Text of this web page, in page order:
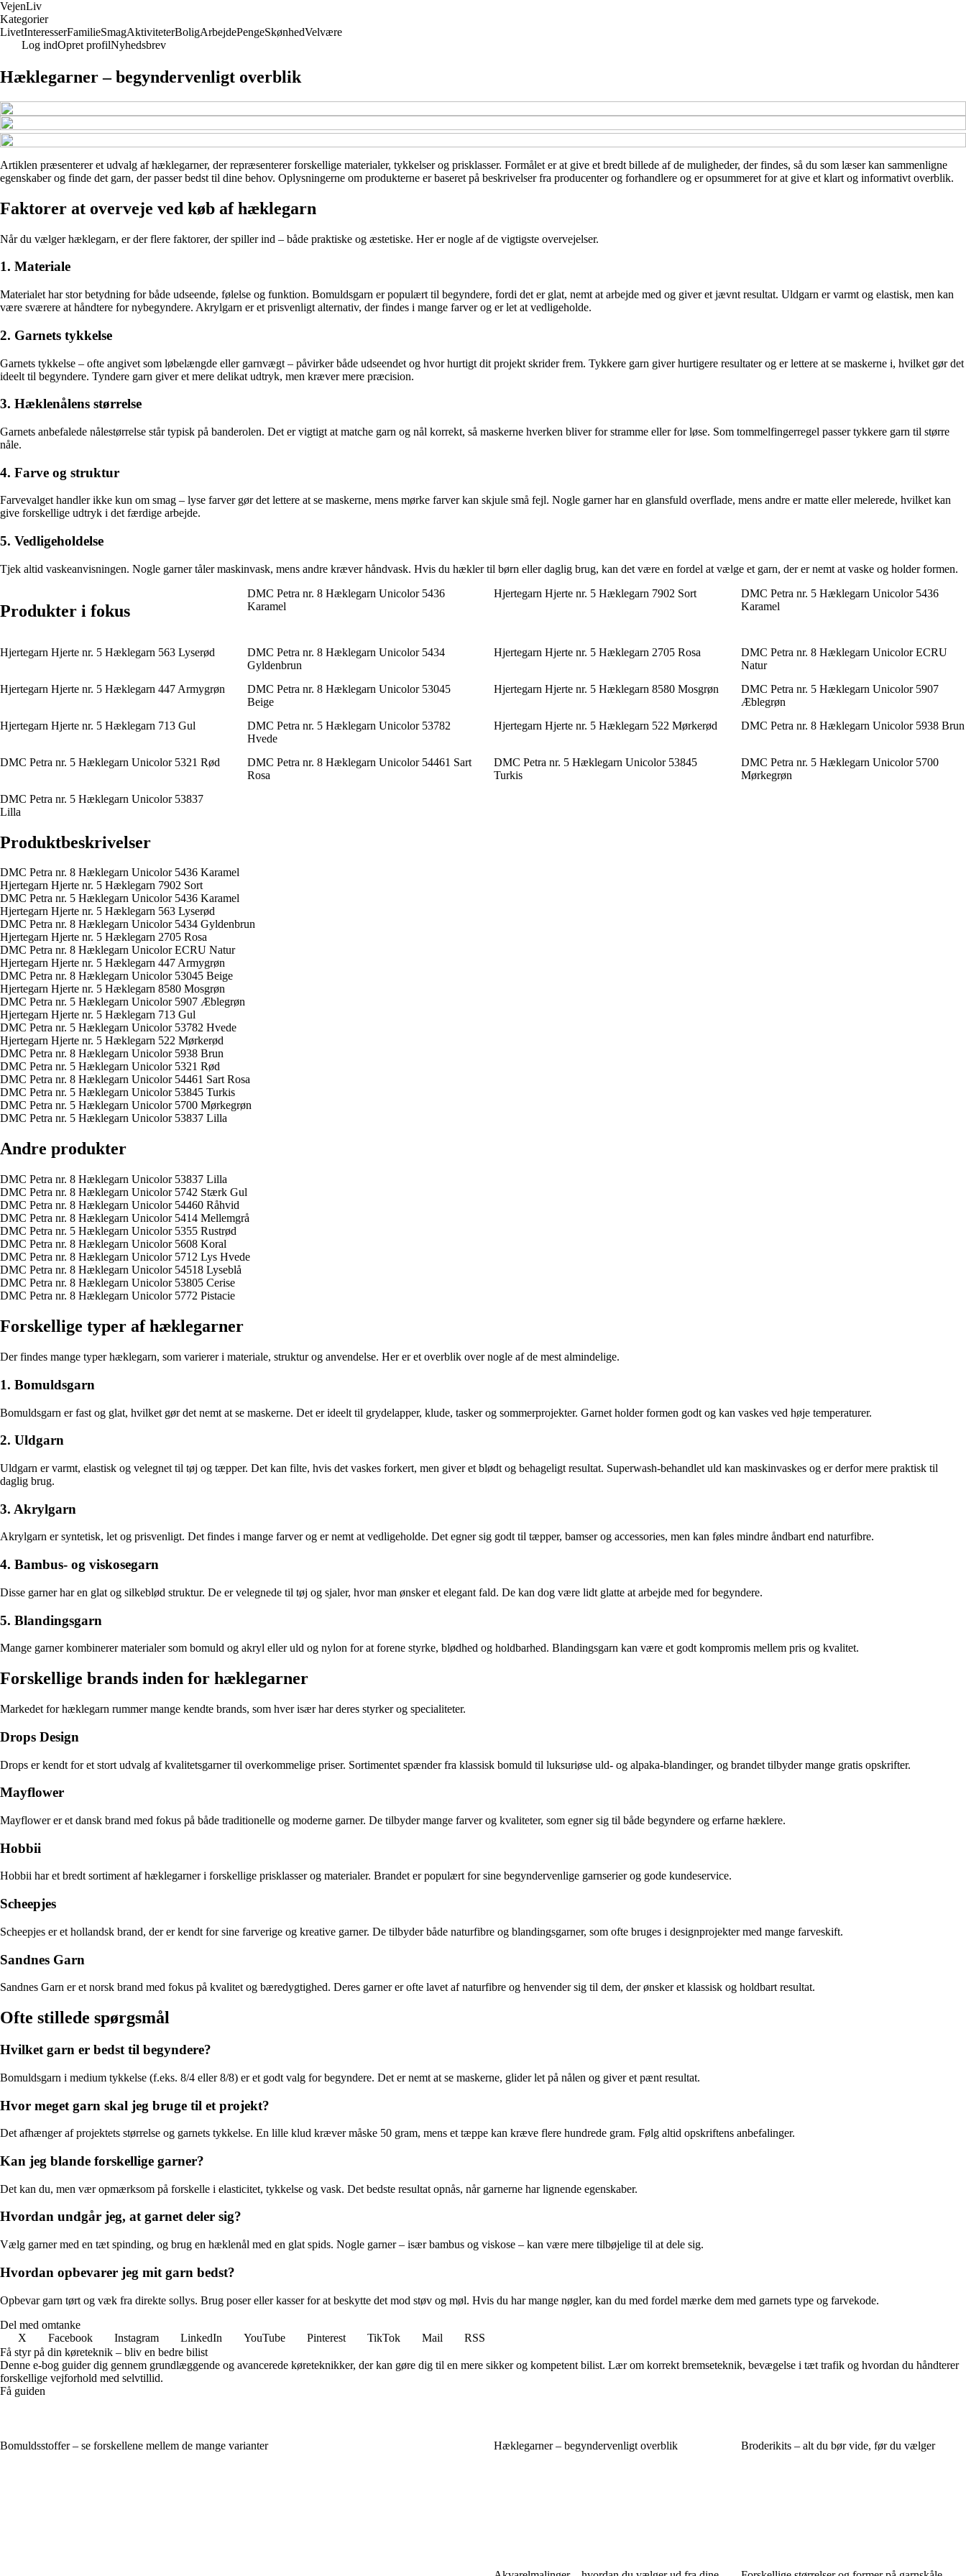
VejenLiv
Kategorier
LivetInteresserFamilieSmagAktiviteterBoligArbejdePengeSkønhedVelvære
Log indOpret profilNyhedsbrev
Hæklegarner – begyndervenligt overblik
Artiklen præsenterer et udvalg af hæklegarner, der repræsenterer forskellige materialer, tykkelser og prisklasser. Formålet er at give et bredt billede af de muligheder, der findes, så du som læser kan sammenligne
egenskaber og finde det garn, der passer bedst til dine behov. Oplysningerne om produkterne er baseret på beskrivelser fra producenter og forhandlere og er opsummeret for at give et klart og informativt overblik.
Faktorer at overveje ved køb af hæklegarn
Når du vælger hæklegarn, er der flere faktorer, der spiller ind – både praktiske og æstetiske. Her er nogle af de vigtigste overvejelser.
1. Materiale
Materialet har stor betydning for både udseende, følelse og funktion. Bomuldsgarn er populært til begyndere, fordi det er glat, nemt at arbejde med og giver et jævnt resultat. Uldgarn er varmt og elastisk, men kan
være sværere at håndtere for nybegyndere. Akrylgarn er et prisvenligt alternativ, der findes i mange farver og er let at vedligeholde.
2. Garnets tykkelse
Garnets tykkelse – ofte angivet som løbelængde eller garnvægt – påvirker både udseendet og hvor hurtigt dit projekt skrider frem. Tykkere garn giver hurtigere resultater og er lettere at se maskerne i, hvilket gør det
ideelt til begyndere. Tyndere garn giver et mere delikat udtryk, men kræver mere præcision.
3. Hæklenålens størrelse
Garnets anbefalede nålestørrelse står typisk på banderolen. Det er vigtigt at matche garn og nål korrekt, så maskerne hverken bliver for stramme eller for løse. Som tommelfingerregel passer tykkere garn til større
nåle.
4. Farve og struktur
Farvevalget handler ikke kun om smag – lyse farver gør det lettere at se maskerne, mens mørke farver kan skjule små fejl. Nogle garner har en glansfuld overflade, mens andre er matte eller melerede, hvilket kan
give forskellige udtryk i det færdige arbejde.
5. Vedligeholdelse
Tjek altid vaskeanvisningen. Nogle garner tåler maskinvask, mens andre kræver håndvask. Hvis du hækler til børn eller daglig brug, kan det være en fordel at vælge et garn, der er nemt at vaske og holder formen.
Produkter i fokus
DMC Petra nr. 8 Hæklegarn Unicolor 5436
Karamel
Hjertegarn Hjerte nr. 5 Hæklegarn 7902 Sort
DMC Petra nr. 5 Hæklegarn Unicolor 5436
Karamel
Hjertegarn Hjerte nr. 5 Hæklegarn 563 Lyserød
DMC Petra nr. 8 Hæklegarn Unicolor 5434
Gyldenbrun
Hjertegarn Hjerte nr. 5 Hæklegarn 2705 Rosa
DMC Petra nr. 8 Hæklegarn Unicolor ECRU
Natur
Hjertegarn Hjerte nr. 5 Hæklegarn 447 Armygrøn
DMC Petra nr. 8 Hæklegarn Unicolor 53045
Beige
Hjertegarn Hjerte nr. 5 Hæklegarn 8580 Mosgrøn
DMC Petra nr. 5 Hæklegarn Unicolor 5907
Æblegrøn
Hjertegarn Hjerte nr. 5 Hæklegarn 713 Gul
DMC Petra nr. 5 Hæklegarn Unicolor 53782
Hvede
Hjertegarn Hjerte nr. 5 Hæklegarn 522 Mørkerød DMC Petra nr. 8 Hæklegarn Unicolor 5938 Brun
DMC Petra nr. 5 Hæklegarn Unicolor 5321 Rød
DMC Petra nr. 8 Hæklegarn Unicolor 54461 Sart
Rosa
DMC Petra nr. 5 Hæklegarn Unicolor 53845
Turkis
DMC Petra nr. 5 Hæklegarn Unicolor 5700
Mørkegrøn
DMC Petra nr. 5 Hæklegarn Unicolor 53837
Lilla
Produktbeskrivelser
DMC Petra nr. 8 Hæklegarn Unicolor 5436 Karamel
Hjertegarn Hjerte nr. 5 Hæklegarn 7902 Sort
DMC Petra nr. 5 Hæklegarn Unicolor 5436 Karamel
Hjertegarn Hjerte nr. 5 Hæklegarn 563 Lyserød
DMC Petra nr. 8 Hæklegarn Unicolor 5434 Gyldenbrun
Hjertegarn Hjerte nr. 5 Hæklegarn 2705 Rosa
DMC Petra nr. 8 Hæklegarn Unicolor ECRU Natur
Hjertegarn Hjerte nr. 5 Hæklegarn 447 Armygrøn
DMC Petra nr. 8 Hæklegarn Unicolor 53045 Beige
Hjertegarn Hjerte nr. 5 Hæklegarn 8580 Mosgrøn
DMC Petra nr. 5 Hæklegarn Unicolor 5907 Æblegrøn
Hjertegarn Hjerte nr. 5 Hæklegarn 713 Gul
DMC Petra nr. 5 Hæklegarn Unicolor 53782 Hvede
Hjertegarn Hjerte nr. 5 Hæklegarn 522 Mørkerød
DMC Petra nr. 8 Hæklegarn Unicolor 5938 Brun
DMC Petra nr. 5 Hæklegarn Unicolor 5321 Rød
DMC Petra nr. 8 Hæklegarn Unicolor 54461 Sart Rosa
DMC Petra nr. 5 Hæklegarn Unicolor 53845 Turkis
DMC Petra nr. 5 Hæklegarn Unicolor 5700 Mørkegrøn
DMC Petra nr. 5 Hæklegarn Unicolor 53837 Lilla
Andre produkter
DMC Petra nr. 8 Hæklegarn Unicolor 53837 Lilla
DMC Petra nr. 8 Hæklegarn Unicolor 5742 Stærk Gul
DMC Petra nr. 8 Hæklegarn Unicolor 54460 Råhvid
DMC Petra nr. 8 Hæklegarn Unicolor 5414 Mellemgrå
DMC Petra nr. 5 Hæklegarn Unicolor 5355 Rustrød
DMC Petra nr. 8 Hæklegarn Unicolor 5608 Koral
DMC Petra nr. 8 Hæklegarn Unicolor 5712 Lys Hvede
DMC Petra nr. 8 Hæklegarn Unicolor 54518 Lyseblå
DMC Petra nr. 8 Hæklegarn Unicolor 53805 Cerise
DMC Petra nr. 8 Hæklegarn Unicolor 5772 Pistacie
Forskellige typer af hæklegarner
Der findes mange typer hæklegarn, som varierer i materiale, struktur og anvendelse. Her er et overblik over nogle af de mest almindelige.
1. Bomuldsgarn
Bomuldsgarn er fast og glat, hvilket gør det nemt at se maskerne. Det er ideelt til grydelapper, klude, tasker og sommerprojekter. Garnet holder formen godt og kan vaskes ved høje temperaturer.
2. Uldgarn
Uldgarn er varmt, elastisk og velegnet til tøj og tæpper. Det kan filte, hvis det vaskes forkert, men giver et blødt og behageligt resultat. Superwash-behandlet uld kan maskinvaskes og er derfor mere praktisk til
daglig brug.
3. Akrylgarn
Akrylgarn er syntetisk, let og prisvenligt. Det findes i mange farver og er nemt at vedligeholde. Det egner sig godt til tæpper, bamser og accessories, men kan føles mindre åndbart end naturfibre.
4. Bambus- og viskosegarn
Disse garner har en glat og silkeblød struktur. De er velegnede til tøj og sjaler, hvor man ønsker et elegant fald. De kan dog være lidt glatte at arbejde med for begyndere.
5. Blandingsgarn
Mange garner kombinerer materialer som bomuld og akryl eller uld og nylon for at forene styrke, blødhed og holdbarhed. Blandingsgarn kan være et godt kompromis mellem pris og kvalitet.
Forskellige brands inden for hæklegarner
Markedet for hæklegarn rummer mange kendte brands, som hver især har deres styrker og specialiteter.
Drops Design
Drops er kendt for et stort udvalg af kvalitetsgarner til overkommelige priser. Sortimentet spænder fra klassisk bomuld til luksuriøse uld- og alpaka-blandinger, og brandet tilbyder mange gratis opskrifter.
Mayflower
Mayflower er et dansk brand med fokus på både traditionelle og moderne garner. De tilbyder mange farver og kvaliteter, som egner sig til både begyndere og erfarne hæklere.
Hobbii
Hobbii har et bredt sortiment af hæklegarner i forskellige prisklasser og materialer. Brandet er populært for sine begyndervenlige garnserier og gode kundeservice.
Scheepjes
Scheepjes er et hollandsk brand, der er kendt for sine farverige og kreative garner. De tilbyder både naturfibre og blandingsgarner, som ofte bruges i designprojekter med mange farveskift.
Sandnes Garn
Sandnes Garn er et norsk brand med fokus på kvalitet og bæredygtighed. Deres garner er ofte lavet af naturfibre og henvender sig til dem, der ønsker et klassisk og holdbart resultat.
Ofte stillede spørgsmål
Hvilket garn er bedst til begyndere?
Bomuldsgarn i medium tykkelse (f.eks. 8/4 eller 8/8) er et godt valg for begyndere. Det er nemt at se maskerne, glider let på nålen og giver et pænt resultat.
Hvor meget garn skal jeg bruge til et projekt?
Det afhænger af projektets størrelse og garnets tykkelse. En lille klud kræver måske 50 gram, mens et tæppe kan kræve flere hundrede gram. Følg altid opskriftens anbefalinger.
Kan jeg blande forskellige garner?
Det kan du, men vær opmærksom på forskelle i elasticitet, tykkelse og vask. Det bedste resultat opnås, når garnerne har lignende egenskaber.
Hvordan undgår jeg, at garnet deler sig?
Vælg garner med en tæt spinding, og brug en hæklenål med en glat spids. Nogle garner – især bambus og viskose – kan være mere tilbøjelige til at dele sig.
Hvordan opbevarer jeg mit garn bedst?
Opbevar garn tørt og væk fra direkte sollys. Brug poser eller kasser for at beskytte det mod støv og møl. Hvis du har mange nøgler, kan du med fordel mærke dem med garnets type og farvekode.
Del med omtanke
X
Facebook Instagram LinkedIn YouTube Pinterest TikTok Mail
RSS
Få styr på din køreteknik – bliv en bedre bilist
Denne e-bog guider dig gennem grundlæggende og avancerede køreteknikker, der kan gøre dig til en mere sikker og kompetent bilist. Lær om korrekt bremseteknik, bevægelse i tæt trafik og hvordan du håndterer
forskellige vejforhold med selvtillid.
Få guiden
Bomuldsstoffer – se forskellene mellem de mange varianter Hæklegarner – begyndervenligt overblik Broderikits – alt du bør vide, før du vælger